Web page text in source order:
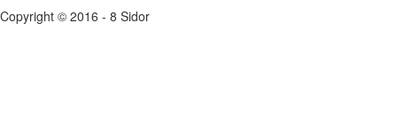
Copyright © 2016 - 8 Sidor